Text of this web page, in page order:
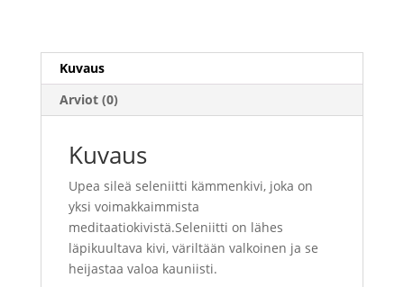
Kuvaus
Arviot (0)
Kuvaus
Upea sileä seleniitti kämmenkivi, joka on
yksi voimakkaimmista
meditaatiokivistä.Seleniitti on lähes
läpikuultava kivi, väriltään valkoinen ja se
heijastaa valoa kauniisti.